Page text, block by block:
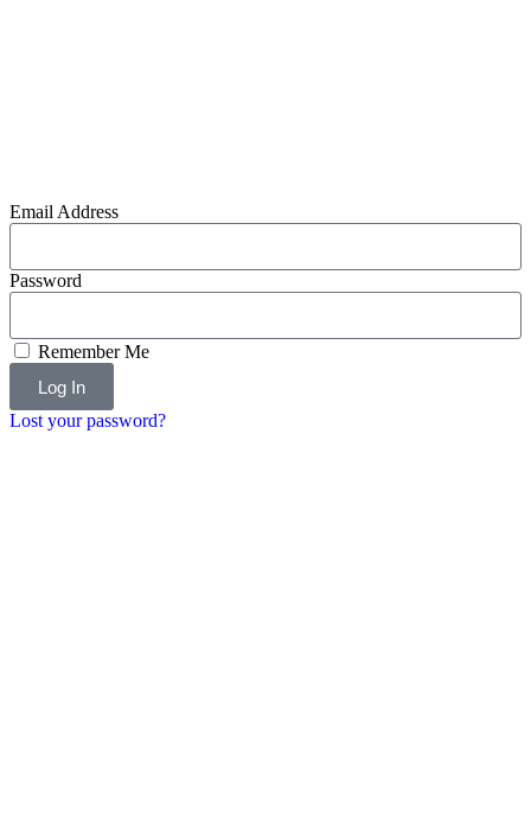
Email Address
Password
Remember Me
Log In
Lost your password?